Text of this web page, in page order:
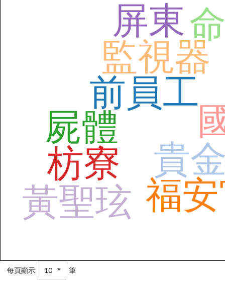
前員工
貴
福
監視器
屍體
枋寮
屏東
黃聖玹
每頁顯示 10 筆